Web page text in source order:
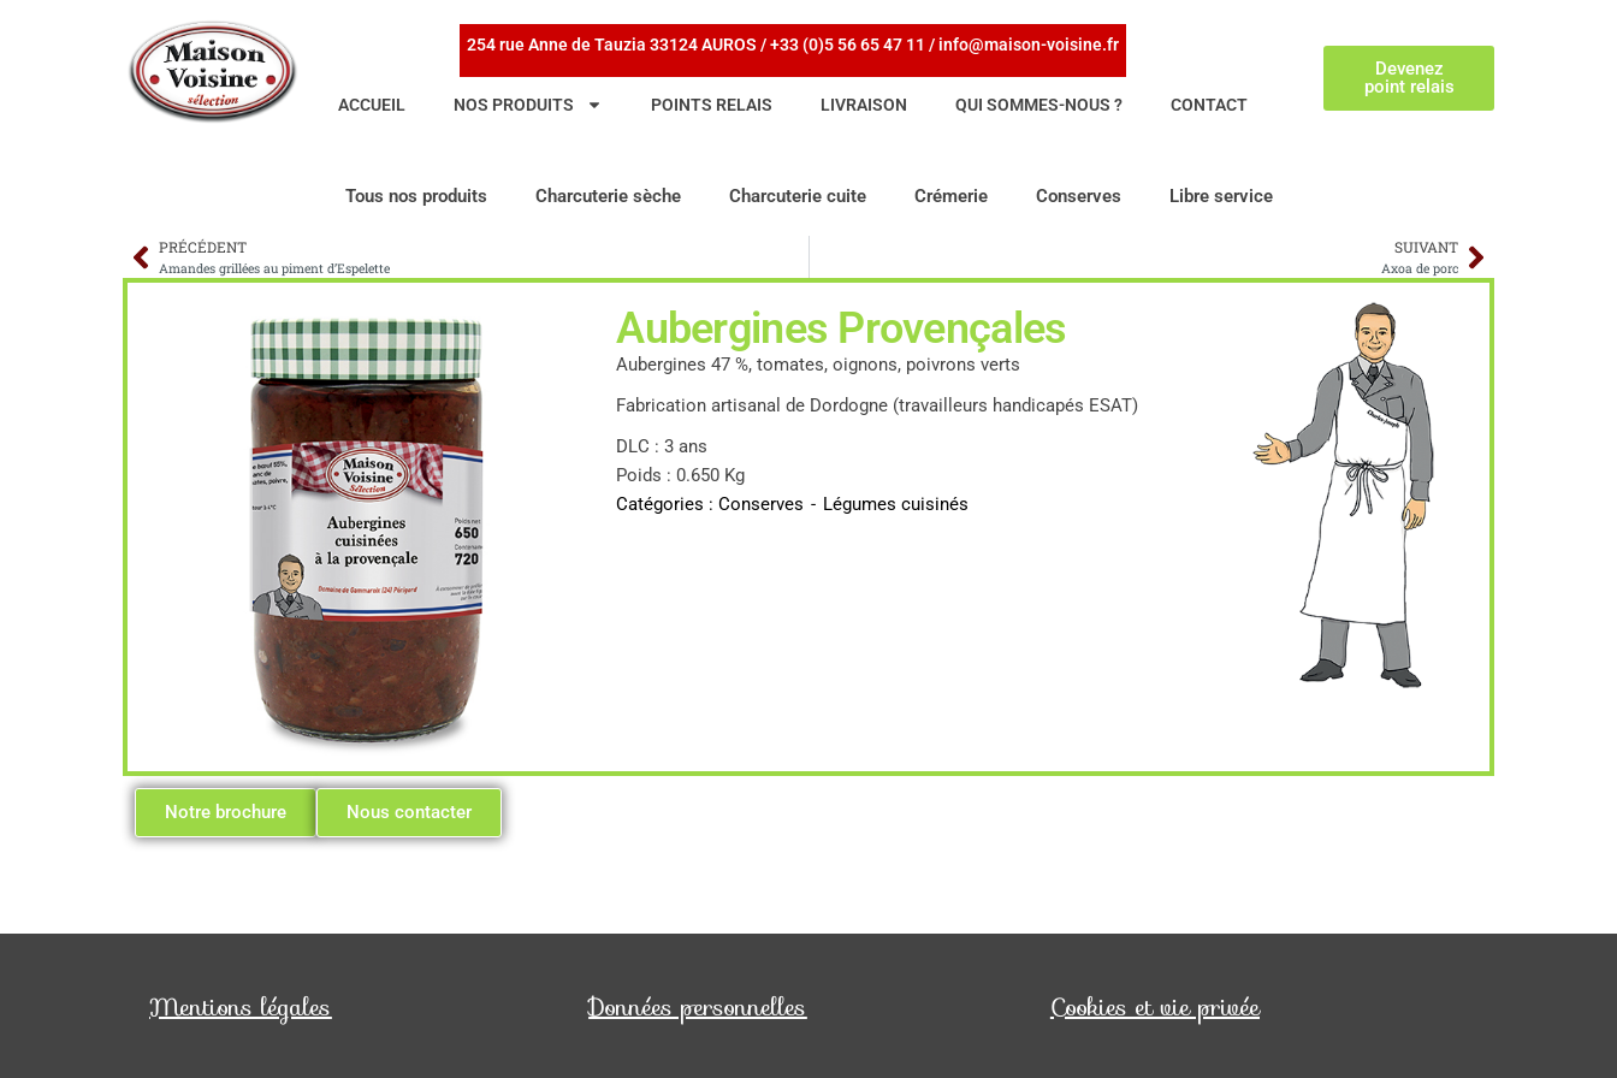
254 rue Anne de Tauzia 33124 AUROS / +33 (0)5 56 65 47 11 / info@maison-voisine.fr
ACCUEIL NOS PRODUITS POINTS RELAIS LIVRAISON QUI SOMMES-NOUS ? CONTACT
Devenez
point relais
Tous nos produits Charcuterie sèche Charcuterie cuite Crémerie Conserves Libre service
PRÉCÉDENT
Amandes grillées au piment d’Espelette
SUIVANT
Axoa de porc
Aubergines Provençales
Aubergines 47 %, tomates, oignons, poivrons verts
Fabrication artisanal de Dordogne (travailleurs handicapés ESAT)
DLC : 3 ans
Poids : 0.650 Kg
Catégories : Conserves - Légumes cuisinés
Notre brochure Nous contacter
Mentions légales Données personnelles Cookies et vie privée